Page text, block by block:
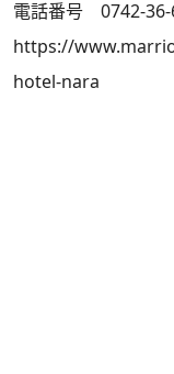
電話番号 0742-36-
https://
hotel-nara